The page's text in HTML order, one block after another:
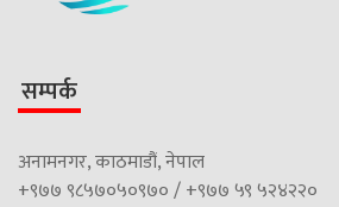
सम्पर्क
अनामनगर, काठमाडौं, नेपाल
+९७७ ९८५७०५०९७० / +९७७ ५९ ५२४२२०